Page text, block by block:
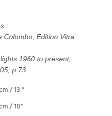
:
Colombo, Edition Vitra
1960 to present,
p.73.
/ 13 "
/ 10"